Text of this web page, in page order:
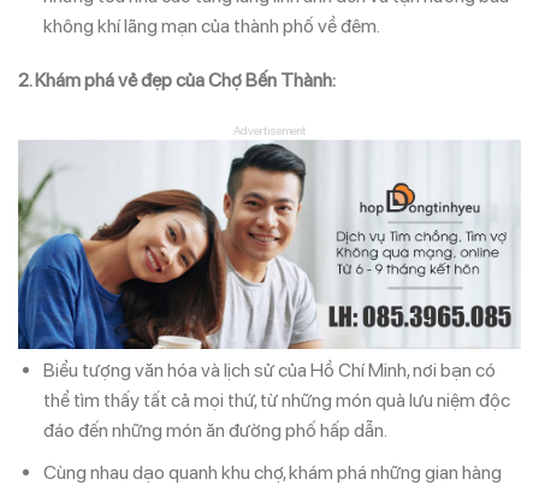
không khí lãng mạn của thành phố về đêm.
2. Khám phá vẻ đẹp của Chợ Bến Thành:
Advertisement
Biểu tượng văn hóa và lịch sử của Hồ Chí Minh, nơi bạn có
thể tìm thấy tất cả mọi thứ, từ những món quà lưu niệm độc
đáo đến những món ăn đường phố hấp dẫn.
Cùng nhau dạo quanh khu chợ, khám phá những gian hàng